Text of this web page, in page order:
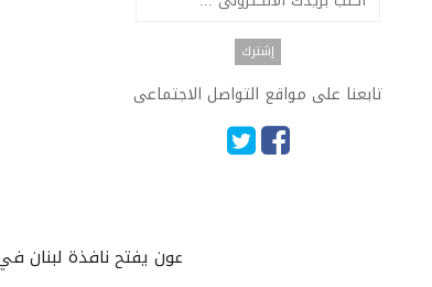
تابعنا على مواقع التواصل الاجتماعى
عون يفتح نافذة لبنان